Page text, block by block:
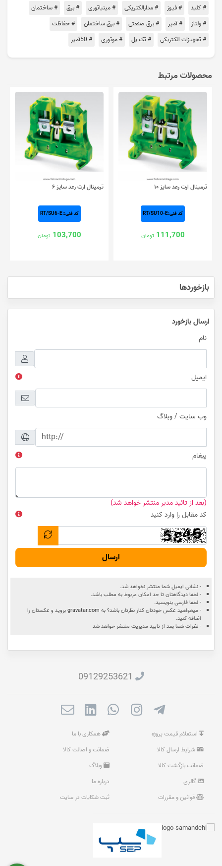
# کلید # فیوز # مدارالکتریکی # مینیاتوری # برق
# ساختمان
# ولتاژ
# آمپر # برق صنعتی # برق ساختمان
# حفاظت
# تجهیزات الکتریکی
# تک پل # موتوری # 50آمپر
محصولات مرتبط
ترمینال ارت رعد سایز ۱۰
کد فنی:RT/SU10-E
111,700 تومان
ترمینال ارت رعد سایز ۶
کد فنی::RT/SU6-E
103,700 تومان
بازخوردها
ارسال بازخورد
نام
ایمیل
وب سایت / وبلاگ
پیغام
(بعد از تائید مدیر منتشر خواهد شد)
کد مقابل را وارد کنید
ارسال
- نشانی ایمیل شما منتشر نخواهد شد.
- لطفا دیدگاهتان تا حد امکان مربوط به مطلب باشد.
- لطفا فارسی بنویسید.
- میخواهید عکس خودتان کنار نظرتان باشد؟ به gravatar.comبروید و عکستان را
اضافه کنید.
- نظرات شما بعد از تایید مدیریت منتشر خواهد شد
09129253621
استعلام قیمت پروژه
همکاری با ما
شرایط ارسال کالا
ضمانت و اصالت کالا
ضمانت بازگشت کالا
وبلاگ
گالری
درباره ما
قوانین و مقررات
ثبت شکایات در سایت